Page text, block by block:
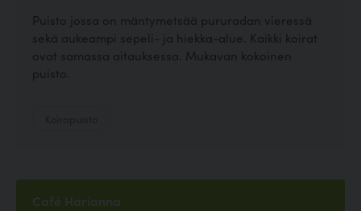
Puisto jossa on mäntymetsää pururadan vieressä
sekä aukeampi sepeli- ja hiekka-alue. Kaikki koirat
ovat samassa aitauksessa. Mukavan kokoinen
puisto.
Café Harianna